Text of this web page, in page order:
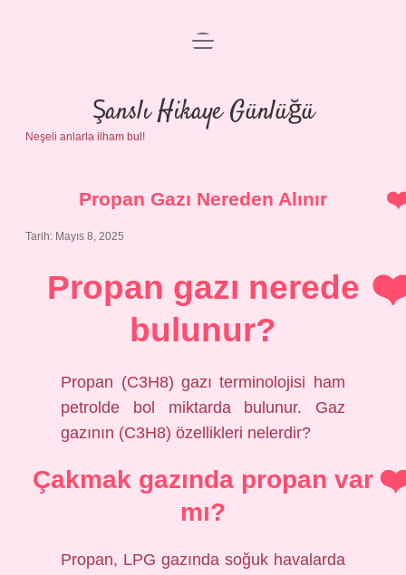
Anasayfa
Gizlilik Politikası
menüyü
Şanslı Hikaye Günlüğü
Neşeli anlarla ilham bul!
Propan Gazı Nereden Alınır
Tarih: Mayıs 8, 2025
Propan gazı nerede
bulunur?
Propan (C3H8) gazı terminolojisi ham
petrolde bol miktarda bulunur. Gaz
gazının (C3H8) özellikleri nelerdir?
Çakmak gazında propan var
mı?
Propan, LPG gazında soğuk havalarda